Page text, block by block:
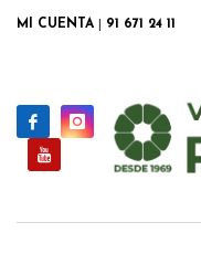
MI CUENTA 91 671 24 11